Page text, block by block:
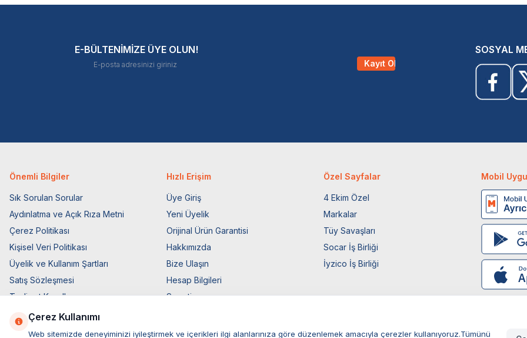
E-BÜLTENİMİZE ÜYE OLUN!
Kayıt Ol
SOSYAL
Önemli Bilgiler
Sık Sorulan Sorular
Aydınlatma ve Açık Rıza Metni
Çerez Politikası
Kişisel Veri Politikası
Üyelik ve Kullanım Şartları
Satış Sözleşmesi
Teslimat Koşulları
Ticari Elektronik İzin
Elektronik İleti Aydınlatma Metni
Hızlı Erişim
Üye Giriş
Yeni Üyelik
Orijinal Ürün Garantisi
Hakkımızda
Bize Ulaşın
Hesap Bilgileri
Sepetim
Müşteri Hizmetleri
Özel Sayfalar
4 Ekim Özel
Markalar
Tüy Savaşları
Socar İş Birliği
İyzico İş Birliği
Mobil
Çerez Kullanımı
Web sitemizde deneyiminizi iyileştirmek ve içerikleri ilgi alanlarınıza göre düzenlemek amacıyla çerezler kullanıyoruz.Tümünü